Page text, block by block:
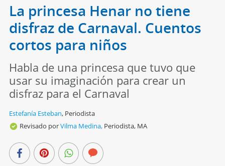
La princesa Henar no tiene
disfraz de Carnaval. Cuentos
cortos para niños
Habla de una princesa que tuvo que
usar su imaginación para crear un
disfraz para el Carnaval
Estefanía Esteban, Periodista
Revisado porVilma Medina, Periodista, MA